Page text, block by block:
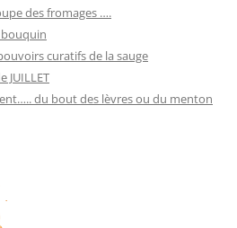
des fromages ….
bouquin
curatifs de la sauge
JUILLET
du bout des lèvres ou du menton